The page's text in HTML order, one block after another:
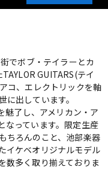
アコギ/エレアコ
ウクレレ
でボブ・テイラーとカ
GUITARS(テイ
コ、エレクトリックを軸
出しています。
魅了し、アメリカン・ア
なっています。限定生産
ちろんのこと、池部楽器
イケベオリジナルモデル
数多く取り揃えておりま